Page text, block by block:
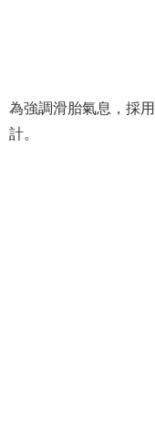
為強調滑胎氣息，採
計。